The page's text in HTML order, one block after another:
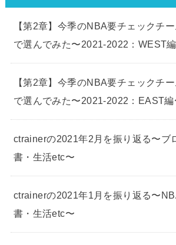
【第2章】今季のNBA要チェックチ
で選んでみた〜2021-2022：WEST
【第2章】今季のNBA要チェックチ
で選んでみた〜2021-2022：EAST編
ctrainerの2021年2月を振り返る〜ブ
書・生活etc〜
ctrainerの2021年1月を振り返る〜
書・生活etc〜